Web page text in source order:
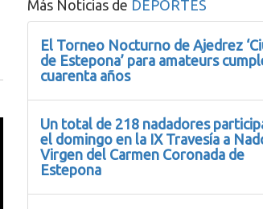
Más Noticias de DEPORTES
El Torneo Nocturno de Ajedrez
de Estepona’ para amateurs
cuarenta años
Un total de 218 nadadores
el domingo en la IX Travesía a
Virgen del Carmen Coronada de
Estepona